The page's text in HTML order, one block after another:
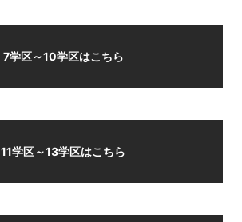
7学区～10学区はこちら
11学区～13学区はこちら